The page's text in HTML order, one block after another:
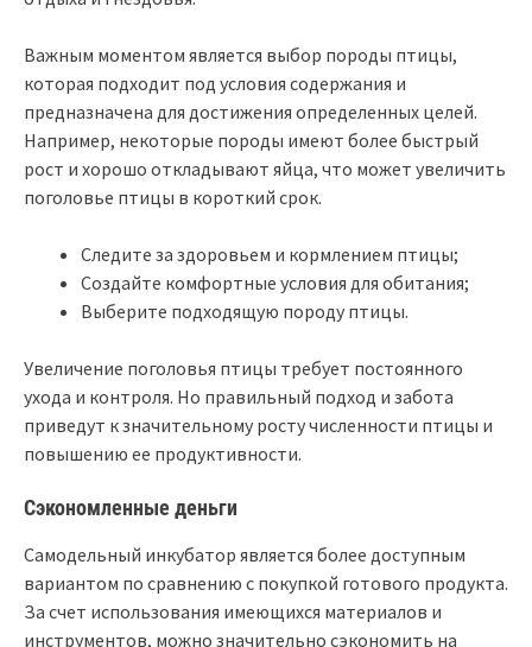
Важным моментом является выбор породы птицы,
которая подходит под условия содержания и
предназначена для достижения определенных целей.
Например, некоторые породы имеют более быстрый
рост и хорошо откладывают яйца, что может увеличить
поголовье птицы в короткий срок.
Следите за здоровьем и кормлением птицы;
Создайте комфортные условия для обитания;
Выберите подходящую породу птицы.
Увеличение поголовья птицы требует постоянного
ухода и контроля. Но правильный подход и забота
приведут к значительному росту численности птицы и
повышению ее продуктивности.
Сэкономленные деньги
Самодельный инкубатор является более доступным
вариантом по сравнению с покупкой готового продукта.
За счет использования имеющихся материалов и
инструментов, можно значительно сэкономить на